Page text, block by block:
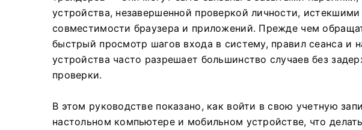
устройства, незавершенной проверкой личности,
совместимости браузера и приложений. Прежде чем
быстрый просмотр шагов входа в систему, правил сеанса и
устройства часто разрешает большинство случаев без
проверки.
В этом руководстве показано, как войти в свою учетную
настольном компьютере и мобильном устройстве, что